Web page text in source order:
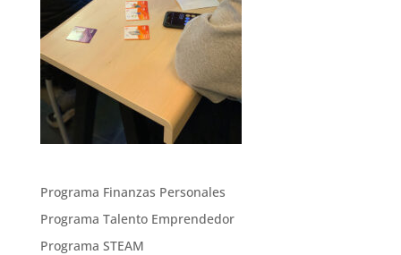
Programa Finanzas Personales
Programa Talento Emprendedor
Programa STEAM